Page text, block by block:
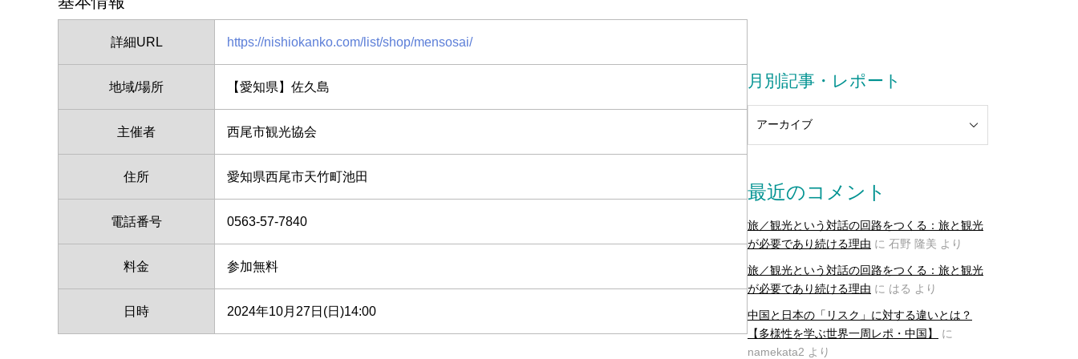
詳細URL https://nishiokanko.com/list/shop/mensosai/
地域/場所 【愛知県】佐久島
主催者 西尾市観光協会
住所 愛知県西尾市天竹町池田
電話番号 0563-57-7840
料金 参加無料
日時 2024年10月27日(日)14:00
月別記事・レポート
最近のコメント
旅／観光という対話の回路をつくる：旅と観光
が必要であり続ける理由 に 石野 隆美 より
旅／観光という対話の回路をつくる：旅と観光
が必要であり続ける理由 に はる より
中国と日本の「リスク」に対する違いとは？
【多様性を学ぶ世界一周レポ・中国】
に
namekata2 より